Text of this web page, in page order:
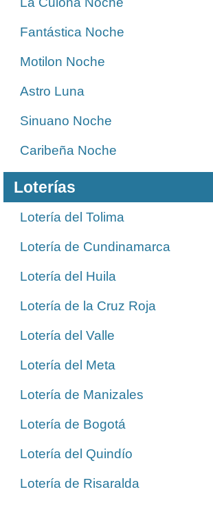
Fantástica Noche
Motilon Noche
Astro Luna
Sinuano Noche
Caribeña Noche
Loterías
Lotería del Tolima
Lotería de Cundinamarca
Lotería del Huila
Lotería de la Cruz Roja
Lotería del Valle
Lotería del Meta
Lotería de Manizales
Lotería de Bogotá
Lotería del Quindío
Lotería de Risaralda